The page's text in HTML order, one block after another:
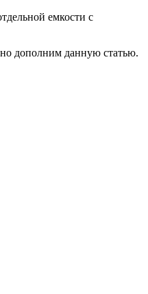
емкости с
дополним данную статью.